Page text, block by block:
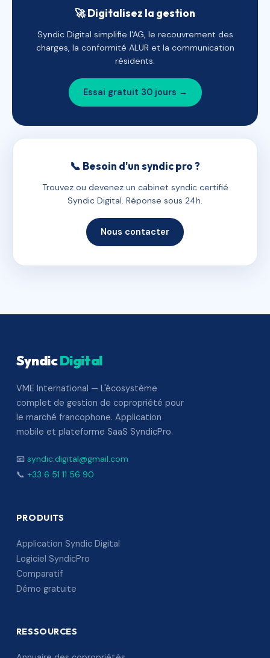
🚀 Digitalisez la gestion
Syndic Digital simplifie l'AG, le recouvrement des
charges, la conformité ALUR et la communication
résidents.
Essai gratuit 30 jours →
📞 Besoin d'un syndic pro ?
Trouvez ou devenez un cabinet syndic certifié
Syndic Digital. Réponse sous 24h.
Nous contacter
SyndicDigital
VME International — L'écosystème
complet de gestion de copropriété pour
le marché francophone. Application
mobile et plateforme SaaS SyndicPro.
📧 syndic.digital@gmail.com
📞 +33 6 51 11 56 90
PRODUITS
Application Syndic Digital
Logiciel SyndicPro
Comparatif
Démo gratuite
RESSOURCES